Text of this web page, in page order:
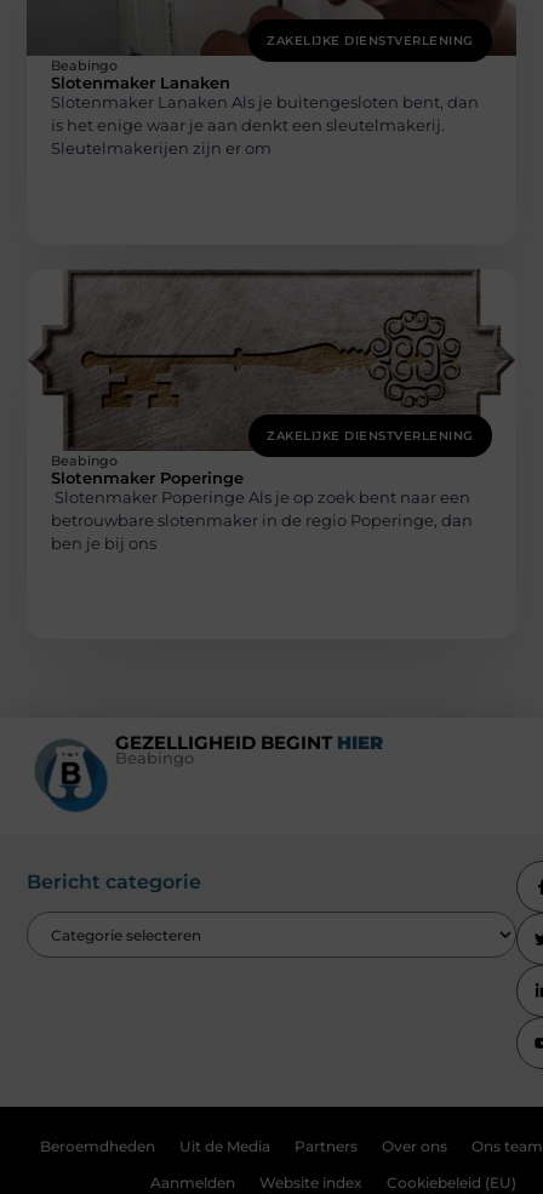
ZAKELIJKE DIENSTVERLENING
Beabingo
Slotenmaker Lanaken
Slotenmaker Lanaken Als je buitengesloten bent, dan
is het enige waar je aan denkt een sleutelmakerij.
Sleutelmakerijen zijn er om
ZAKELIJKE DIENSTVERLENING
Beabingo
Slotenmaker Poperinge
Slotenmaker Poperinge Als je op zoek bent naar een
betrouwbare slotenmaker in de regio Poperinge, dan
ben je bij ons
GEZELLIGHEID BEGINT HIER
Beabingo
Bericht categorie
Beroemdheden Uit de Media Partners Over ons Ons team
Aanmelden Website index Cookiebeleid (EU)